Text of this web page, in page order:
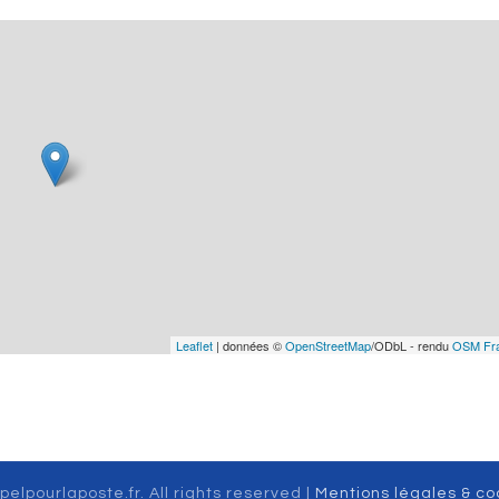
Leaflet | données ©OpenStreetMap/ODbL - renduOSM
All rights reserved | Mentions légales &